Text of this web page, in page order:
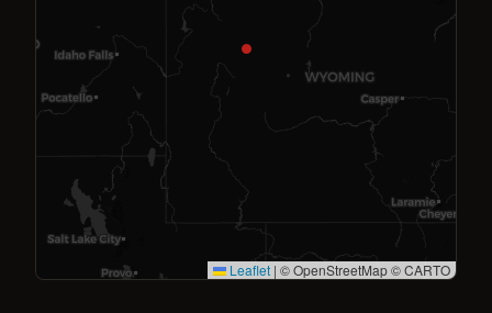
Leaflet | © OpenStreetMap © CARTO